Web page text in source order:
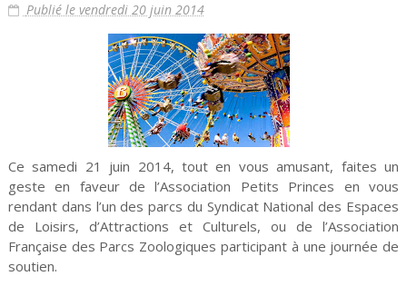
Publié le vendredi 20 juin 2014
Ce samedi 21 juin 2014, tout en vous amusant, faites un
geste en faveur de l’Association Petits Princes en vous
rendant dans l’un des parcs du Syndicat National des Espaces
de Loisirs, d’Attractions et Culturels, ou de l’Association
Française des Parcs Zoologiques participant à une journée de
soutien.